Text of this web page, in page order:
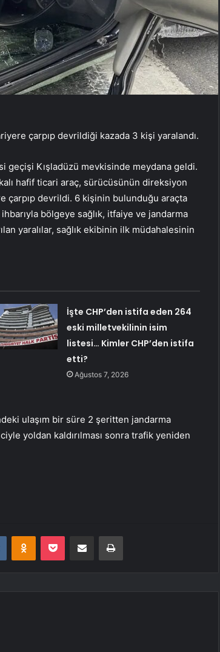
çarpıp devrildiği kazada 3 kişi yaralandı.
geçişi Kışladüzü mevkisinde meydana geldi.
hafif ticari araç, sürücüsünün direksiyon
çarpıp devrildi. 6 kişinin bulunduğu araçta
bölgeye sağlık, itfaiye ve jandarma
yaralılar, sağlık ekibinin ilk müdahalesinin
İşte CHP’den istifa eden 264
eski milletvekilinin isim
listesi… Kimler CHP’den istifa
etti?
Ağustos 7, 2026
ulaşım bir süre 2 şeritten jandarma
yoldan kaldırılması sonra trafik yeniden
VKontakteOdnoklassniki
Pocket E-Posta ile paylaş Yazdır